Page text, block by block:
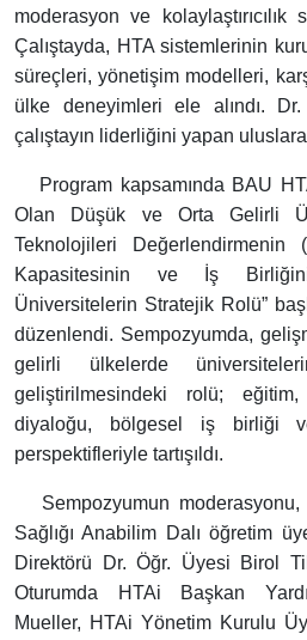
moderasyon ve kolaylaştırıcılık
Çalıştayda, HTA sistemlerinin
süreçleri, yönetişim modelleri,
ülke deneyimleri ele alındı.
çalıştayın liderliğini yapan
Program kapsamında BAU
Olan Düşük ve Orta Gelirli
Teknolojileri Değerlendirmenin
Kapasitesinin ve İş
Üniversitelerin Stratejik Rolü”
düzenlendi. Sempozyumda,
gelirli ülkelerde
geliştirilmesindeki rolü;
diyaloğu, bölgesel iş birliği
perspektifleriyle tartışıldı.
Sempozyumun moderasyonu,
Sağlığı Anabilim Dalı öğretim
Direktörü Dr. Öğr. Üyesi Birol
Oturumda HTAi Başkan
Mueller, HTAi Yönetim Kurulu